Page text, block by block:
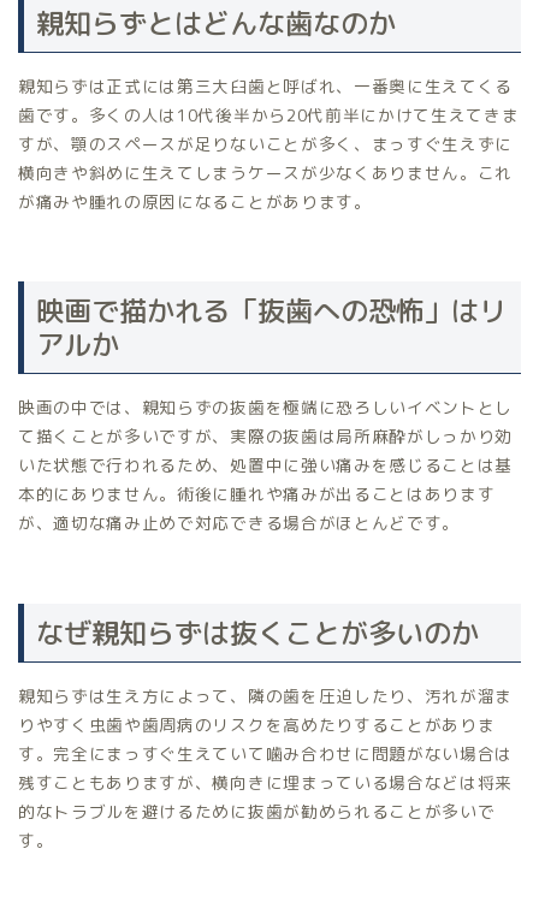
親知らずとはどんな歯なのか
親知らずは正式には第三大臼歯と呼ばれ、一番奥に生えてくる
歯です。多くの人は10代後半から20代前半にかけて生えてきま
すが、顎のスペースが足りないことが多く、まっすぐ生えずに
横向きや斜めに生えてしまうケースが少なくありません。これ
が痛みや腫れの原因になることがあります。
映画で描かれる「抜歯への恐怖」はリ
アルか
映画の中では、親知らずの抜歯を極端に恐ろしいイベントとし
て描くことが多いですが、実際の抜歯は局所麻酔がしっかり効
いた状態で行われるため、処置中に強い痛みを感じることは基
本的にありません。術後に腫れや痛みが出ることはあります
が、適切な痛み止めで対応できる場合がほとんどです。
なぜ親知らずは抜くことが多いのか
親知らずは生え方によって、隣の歯を圧迫したり、汚れが溜ま
りやすく虫歯や歯周病のリスクを高めたりすることがありま
す。完全にまっすぐ生えていて噛み合わせに問題がない場合は
残すこともありますが、横向きに埋まっている場合などは将来
的なトラブルを避けるために抜歯が勧められることが多いで
す。